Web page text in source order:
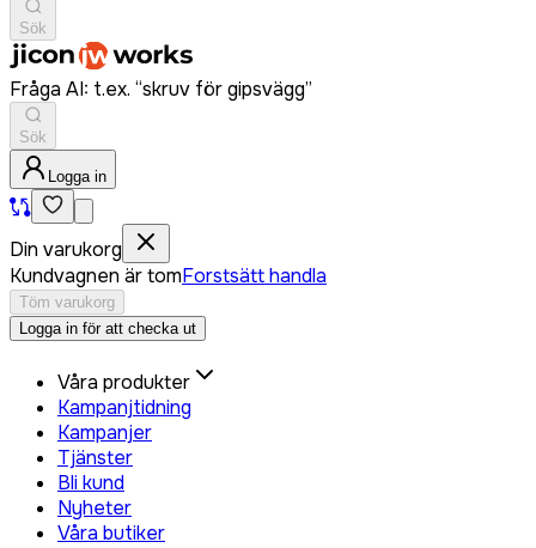
Sök
Fråga AI: t.ex. “skruv för gipsvägg”
Sök
Logga in
Din varukorg
Kundvagnen är tomForstsätt handla
Töm varukorg
Logga in för att checka ut
Våra produkter
Kampanjtidning
Kampanjer
Tjänster
Bli kund
Nyheter
Våra butiker